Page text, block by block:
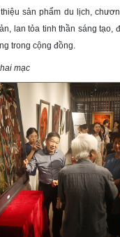
sản phẩm du lịch,
lan tỏa tinh thần sáng tạo,
trong cộng đồng.
mạc